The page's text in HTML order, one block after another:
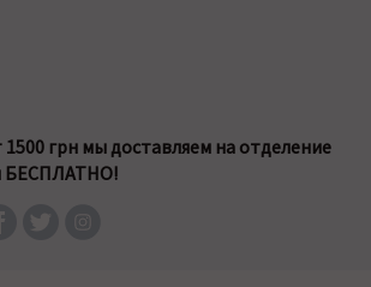
1500 грн мы доставляем на отделение
БЕСПЛАТНО!